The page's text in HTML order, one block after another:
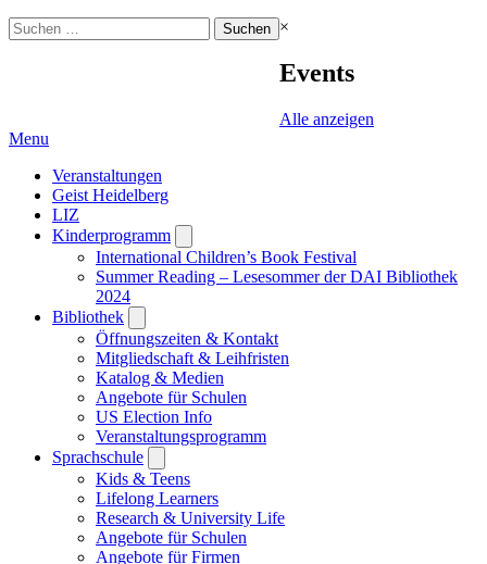
Suchen
nach:
×
Events
Alle anzeigen
Menu
Veranstaltungen
Geist Heidelberg
LIZ
Kinderprogramm
submenu
International Children’s Book Festival
Summer Reading – Lesesommer der DAI Bibliothek
2024
Bibliothek
submenu
Öffnungszeiten & Kontakt
Mitgliedschaft & Leihfristen
Katalog & Medien
Angebote für Schulen
US Election Info
Veranstaltungsprogramm
Sprachschule
submenu
Kids & Teens
Lifelong Learners
Research & University Life
Angebote für Schulen
Angebote für Firmen